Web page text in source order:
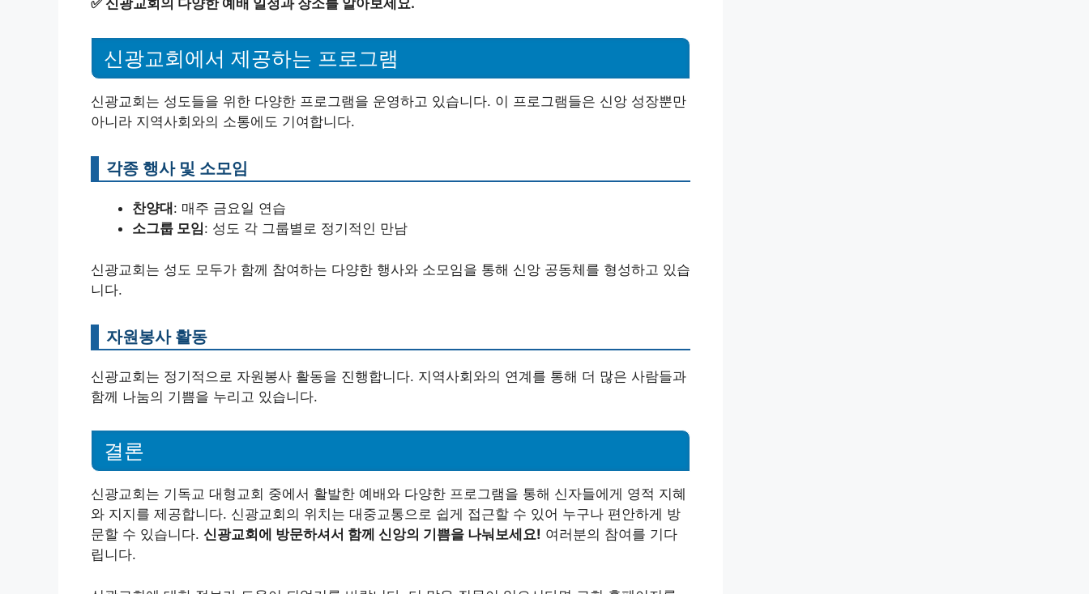
✅신광교회의 다양한 예배 일정과 장소를 알아보세요.
신광교회에서 제공하는 프로그램
신광교회는 성도들을 위한 다양한 프로그램을 운영하고 있습니다. 이 프로그램들은 신앙 성장뿐만
아니라 지역사회와의 소통에도 기여합니다.
각종 행사 및 소모임
찬양대 : 매주 금요일 연습
소그룹 모임: 성도 각 그룹별로 정기적인 만남
신광교회는 성도 모두가 함께 참여하는 다양한 행사와 소모임을 통해 신앙 공동체를 형성하고 있습
니다.
자원봉사 활동
신광교회는 정기적으로 자원봉사 활동을 진행합니다. 지역사회와의 연계를 통해 더 많은 사람들과
함께 나눔의 기쁨을 누리고 있습니다.
결론
신광교회는 기독교 대형교회 중에서 활발한 예배와 다양한 프로그램을 통해 신자들에게 영적 지혜
와 지지를 제공합니다. 신광교회의 위치는 대중교통으로 쉽게 접근할 수 있어 누구나 편안하게 방
문할 수 있습니다. 신광교회에 방문하셔서 함께 신앙의 기쁨을 나눠보세요! 여러분의 참여를 기다
립니다.